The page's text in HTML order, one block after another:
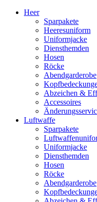
Heer
Sparpakete
Heeresuniform
Uniformjacke
Diensthemden
Hosen
Röcke
Abendgarderobe
Abzeichen &
Accessoires
Luftwaffe
Sparpakete
Uniformjacke
Diensthemden
Hosen
Röcke
Abendgarderobe